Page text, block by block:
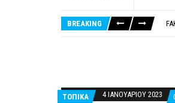
BREAKING
ΤΟΠΙΚΑ 4 ΙΑΝΟΥΑΡΊΟΥ 2023